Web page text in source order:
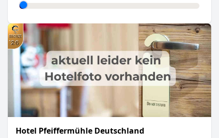
Hotel Pfeiffermühle Deutschland